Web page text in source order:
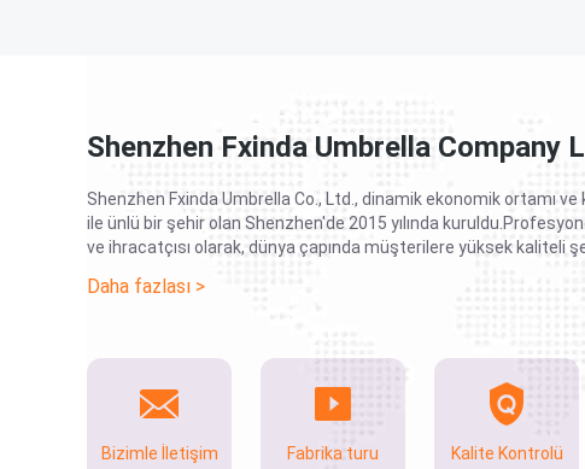
Shenzhen Fxinda Umbrella Company
Shenzhen Fxinda Umbrella Co., Ltd., dinamik ekonomik ortamı
ile ünlü bir şehir olan Shenzhen'de 2015 yılında
ve ihracatçısı olarak, dünya çapında müşterilere yüksek kaliteli
şemsiyeleri, şehir şemsiyeleri, çocuk şemsiyeleri, otomatik
Daha fazlası >
Bizimle İletişim Fabrika turu Kalite Kontrolü